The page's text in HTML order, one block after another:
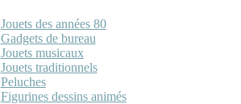
Jouets des années 80
Gadgets de bureau
Jouets musicaux
Jouets traditionnels
Peluches
Figurines dessins animés